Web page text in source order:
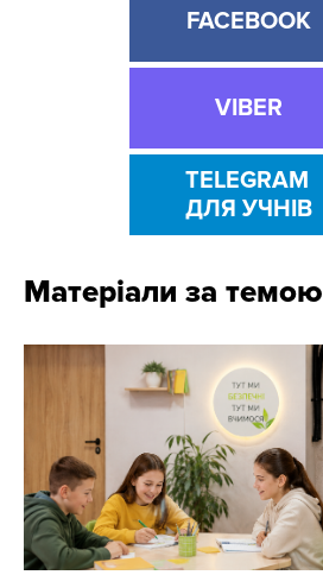
FACEBOOK
VIBER
TELEGRAM
ДЛЯ УЧНІВ
Матеріали за темою